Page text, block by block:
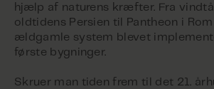
hjælp af naturens kræfter. Fra
oldtidens Persien til Pantheon i
ældgamle system blevet
første bygninger.
Skruer man tiden frem til det 21.